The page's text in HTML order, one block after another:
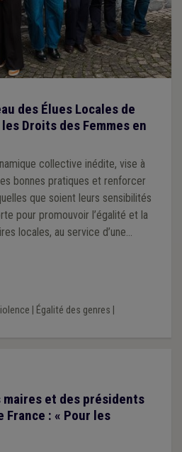
des Élues Locales de
Droits des Femmes en
collective inédite, vise à
bonnes pratiques et renforcer
que soient leurs sensibilités
pour promouvoir l’égalité et la
locales, au service d’une
Égalité des genres
maires et des présidents
: « Pour les